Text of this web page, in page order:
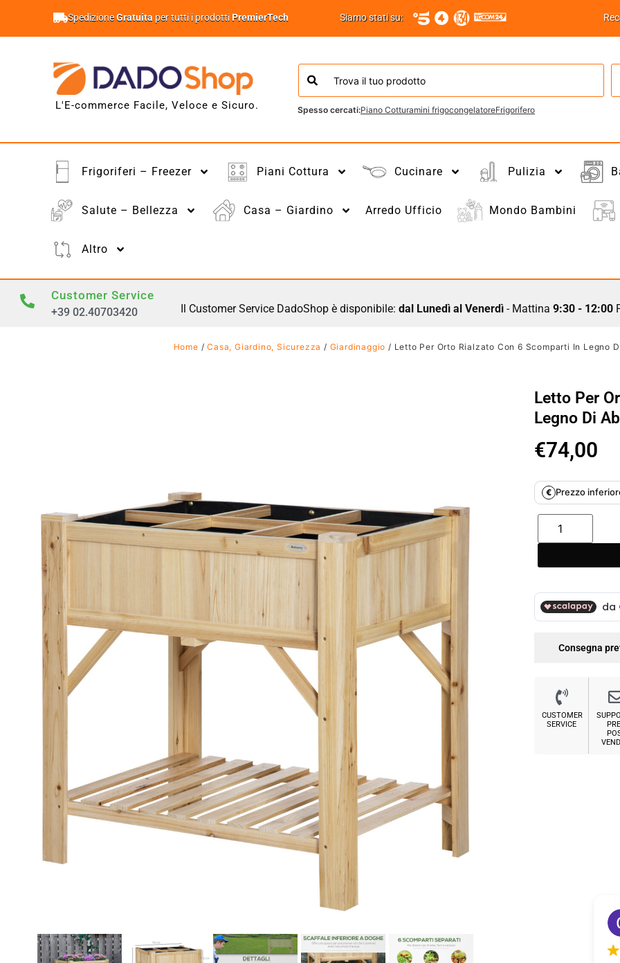
SpedizioneGratuita per tutti i prodottiPremierTech Siamo stati su:
L'E-commerce Facile, Veloce e Sicuro. Spesso cercati:Piano Cotturamini frigocongelatoreFrigorifero
Frigoriferi – Freezer Piani Cottura Cucinare Pulizia
Salute – Bellezza Casa – Giardino Arredo Ufficio Mondo Bambini
Altro
Customer Service
+39 02.40703420 Il Customer Service DadoShop è disponibile: dal Lunedì al Venerdì- Mattina 9:30 - 12:00
Home /Casa, Giardino, Sicurezza / Giardinaggio / Letto Per Orto Rialzato Con 6 Scomparti In Legno
Letto Per
Legno Di
€74,00
€ Prezzo
Consegna
CUSTOMER
SERVICE